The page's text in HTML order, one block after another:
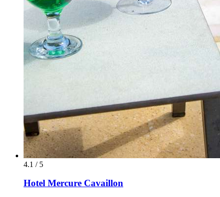
4.1 / 5
Hotel Mercure Cavaillon